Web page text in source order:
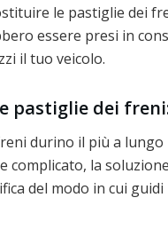
le pastiglie dei
essere presi in
il tuo veicolo.
pastiglie dei
durino il più a lungo
complicato, la
del modo in cui